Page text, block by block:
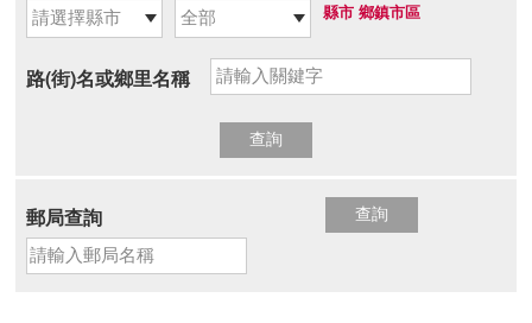
縣市 鄉鎮市區
路(街)名或鄉里名稱
郵局查詢